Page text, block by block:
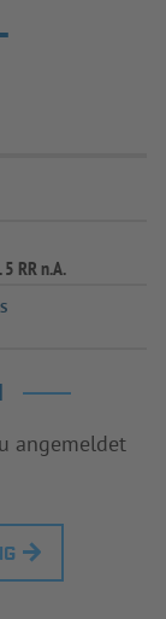
5 RR n.A.
angemeldet